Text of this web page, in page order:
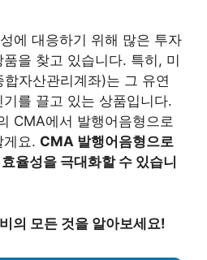
에 대응하기 위해 많은 투자
을 찾고 있습니다. 특히, 미
자산관리계좌)는 그 유연
를 끌고 있는 상품입니다.
CMA에서 발행어음형으로
게요. CMA 발행어음형으로
율성을 극대화할 수 있습니
의 모든 것을 알아보세요!